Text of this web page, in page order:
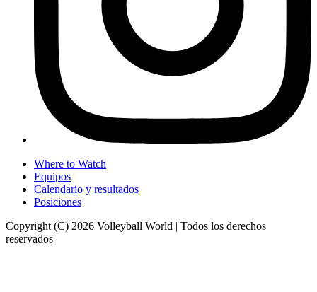
Where to Watch
Equipos
Calendario y resultados
Posiciones
Copyright (C) 2026 Volleyball World | Todos los derechos
reservados